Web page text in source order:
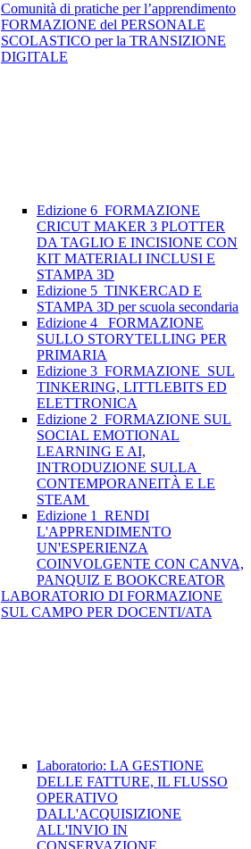
Comunità di pratiche per l’apprendimento
FORMAZIONE del PERSONALE
SCOLASTICO per la TRANSIZIONE
DIGITALE
Edizione 6_FORMAZIONE
CRICUT MAKER 3 PLOTTER
DA TAGLIO E INCISIONE CON
KIT MATERIALI INCLUSI E
STAMPA 3D
Edizione 5_TINKERCAD E
STAMPA 3D per scuola secondaria
Edizione 4_ FORMAZIONE
SULLO STORYTELLING PER
PRIMARIA
Edizione 3_FORMAZIONE SUL
TINKERING, LITTLEBITS ED
ELETTRONICA
Edizione 2_FORMAZIONE SUL
SOCIAL EMOTIONAL
LEARNING E AI,
INTRODUZIONE SULLA
CONTEMPORANEITÀ E LE
STEAM
Edizione 1_RENDI
L'APPRENDIMENTO
UN'ESPERIENZA
COINVOLGENTE CON CANVA,
PANQUIZ E BOOKCREATOR
LABORATORIO DI FORMAZIONE
SUL CAMPO PER DOCENTI/ATA
Laboratorio: LA GESTIONE
DELLE FATTURE, IL FLUSSO
OPERATIVO
DALL'ACQUISIZIONE
ALL'INVIO IN